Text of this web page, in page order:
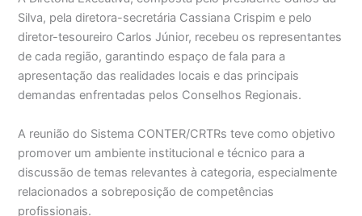
Silva, pela diretora-secretária Cassiana Crispim e pelo
diretor-tesoureiro Carlos Júnior, recebeu os representantes
de cada região, garantindo espaço de fala para a
apresentação das realidades locais e das principais
demandas enfrentadas pelos Conselhos Regionais.
A reunião do Sistema CONTER/CRTRs teve como objetivo
promover um ambiente institucional e técnico para a
discussão de temas relevantes à categoria, especialmente
relacionados a sobreposição de competências
profissionais.